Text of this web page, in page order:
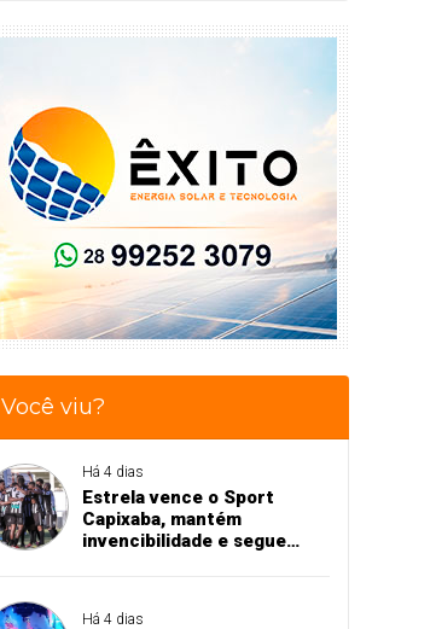
Você viu?
Há 4 dias
Estrela vence o Sport
Capixaba, mantém
invencibilidade e segue
Há 4 dias